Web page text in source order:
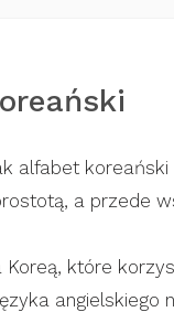
alfabet koreański
a przede
które
angielskiego